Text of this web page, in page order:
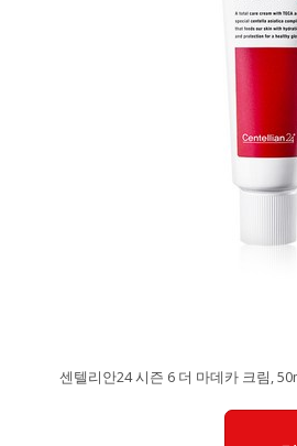
센텔리안24 시즌 6 더 마데카 크림,